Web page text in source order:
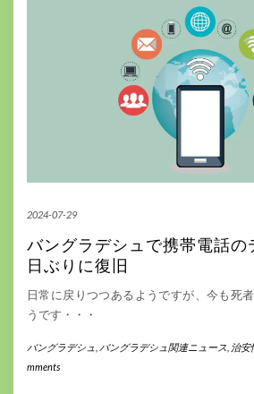
2024-07-29
バングラデシュで携帯電話の
日ぶりに復旧
日常に戻りつつあるようですが、今も死
うです・・・
バングラデシュ バングラデシュ関連ニュース 治安
mments